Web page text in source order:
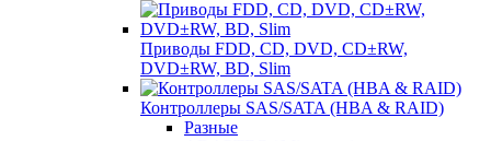
Приводы FDD, CD, DVD, CD±RW,
DVD±RW, BD, Slim
Контроллеры SAS/SATA (HBA & RAID)
Разные